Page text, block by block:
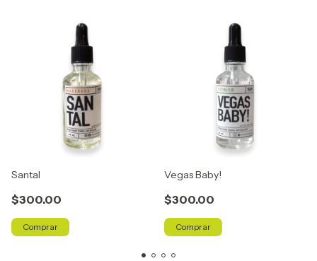
Santal
$300.00
Comprar
Vegas Baby!
$300.00
Comprar